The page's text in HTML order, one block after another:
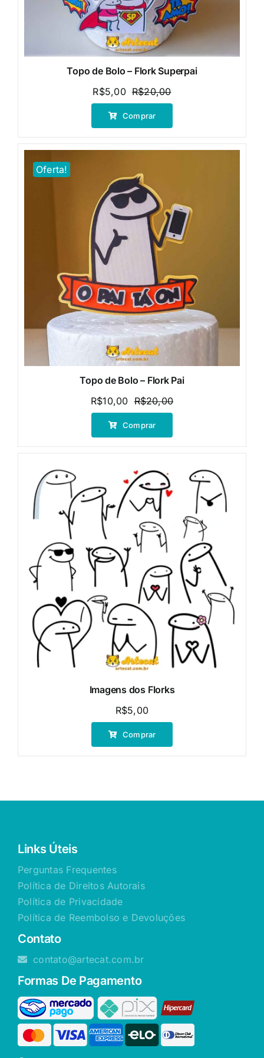
Topo de Bolo – Flork Superpai
R$20,00O
preço
era:
R$5,00
O
preço
é:
Comprar
Oferta!
Topo de Bolo – Flork Pai
R$20,00O
preço
R$10,00
O
preço
Comprar
Imagens dos Florks
R$5,00
Comprar
Links Úteis
Perguntas Frequentes
Política de Direitos Autorais
Política de Privacidade
Política de Reembolso e Devoluções
Contato
contato@artecat.com.br
Formas De Pagamento